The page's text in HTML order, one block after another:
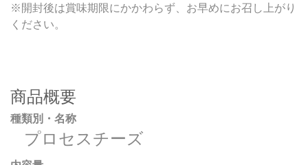
※開封後は賞味期限にかかわらず、お早めにお召し上がり
ください。
商品概要
種類別・名称
プロセスチーズ